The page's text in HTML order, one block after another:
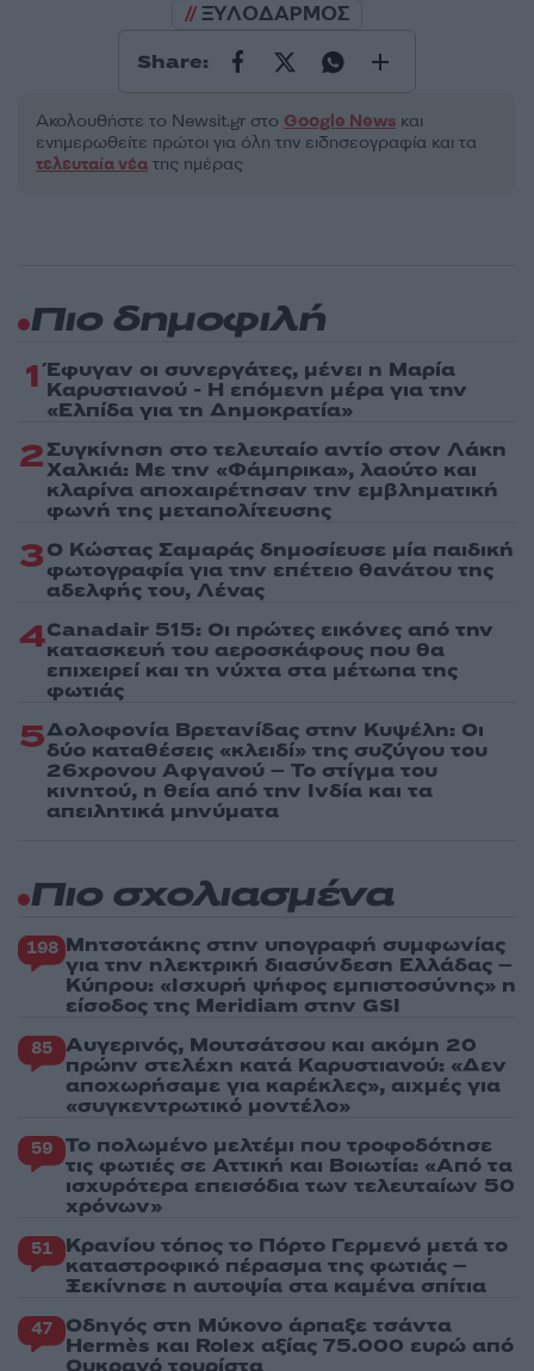
ΞΥΛΟΔΑΡΜΟΣ
Share:
Ακολουθήστε το Νewsit.gr στο Google News και
ενημερωθείτε πρώτοι για όλη την ειδησεογραφία και τα
τελευταία νέα της ημέρας
Πιο δημοφιλή
1 Έφυγαν οι συνεργάτες, μένει η Μαρία
Καρυστιανού - Η επόμενη μέρα για την
«Ελπίδα για τη Δημοκρατία»
2Συγκίνηση στο τελευταίο αντίο στον Λάκη
Χαλκιά: Με την «Φάμπρικα», λαούτο και
κλαρίνα αποχαιρέτησαν την εμβληματική
φωνή της μεταπολίτευσης
3Ο Κώστας Σαμαράς δημοσίευσε μία παιδική
φωτογραφία για την επέτειο θανάτου της
αδελφής του, Λένας
4Canadair 515: Οι πρώτες εικόνες από την
κατασκευή του αεροσκάφους που θα
επιχειρεί και τη νύχτα στα μέτωπα της
φωτιάς
5Δολοφονία Βρετανίδας στην Κυψέλη: Οι
δύο καταθέσεις «κλειδί» της συζύγου του
26χρονου Αφγανού – Το στίγμα του
κινητού, η θεία από την Ινδία και τα
απειλητικά μηνύματα
Πιο σχολιασμένα
198 Μητσοτάκης στην υπογραφή συμφωνίας
για την ηλεκτρική διασύνδεση Ελλάδας –
Κύπρου: «Ισχυρή ψήφος εμπιστοσύνης» η
είσοδος της Meridiam στην GSI
85 Αυγερινός, Μουτσάτσου και ακόμη 20
πρώην στελέχη κατά Καρυστιανού: «Δεν
αποχωρήσαμε για καρέκλες», αιχμές για
«συγκεντρωτικό μοντέλο»
59 Το πολωμένο μελτέμι που τροφοδότησε
τις φωτιές σε Αττική και Βοιωτία: «Από τα
ισχυρότερα επεισόδια των τελευταίων 50
χρόνων»
51 Κρανίου τόπος το Πόρτο Γερμενό μετά το
καταστροφικό πέρασμα της φωτιάς –
Ξεκίνησε η αυτοψία στα καμένα σπίτια
47 Οδηγός στη Μύκονο άρπαξε τσάντα
Hermès και Rolex αξίας 75.000 ευρώ από